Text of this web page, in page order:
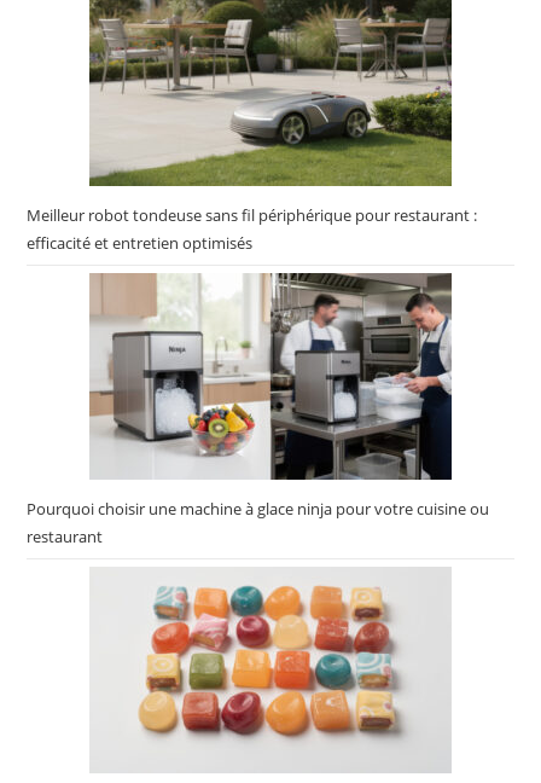
Meilleur robot tondeuse sans fil périphérique pour restaurant :
efficacité et entretien optimisés
Pourquoi choisir une machine à glace ninja pour votre cuisine ou
restaurant